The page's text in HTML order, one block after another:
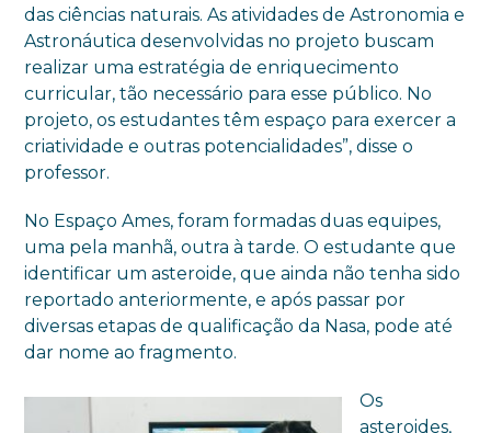
das ciências naturais. As atividades de Astronomia e
Astronáutica desenvolvidas no projeto buscam
realizar uma estratégia de enriquecimento
curricular, tão necessário para esse público. No
projeto, os estudantes têm espaço para exercer a
criatividade e outras potencialidades”, disse o
professor.
No Espaço Ames, foram formadas duas equipes,
uma pela manhã, outra à tarde. O estudante que
identificar um asteroide, que ainda não tenha sido
reportado anteriormente, e após passar por
diversas etapas de qualificação da Nasa, pode até
dar nome ao fragmento.
Os
asteroides,